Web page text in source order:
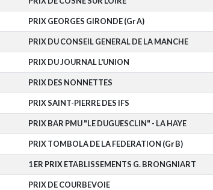
PRIX GEORGES GIRONDE (Gr A)
PRIX DU CONSEIL GENERAL DE LA MANCHE
PRIX DU JOURNAL L'UNION
PRIX DES NONNETTES
PRIX SAINT-PIERRE DES IFS
PRIX BAR PMU "LE DUGUESCLIN" - LA HAYE
PRIX TOMBOLA DE LA FEDERATION (Gr B)
1 ER PRIX ETABLISSEMENTS G. BRONGNIART
PRIX DE COURBEVOIE